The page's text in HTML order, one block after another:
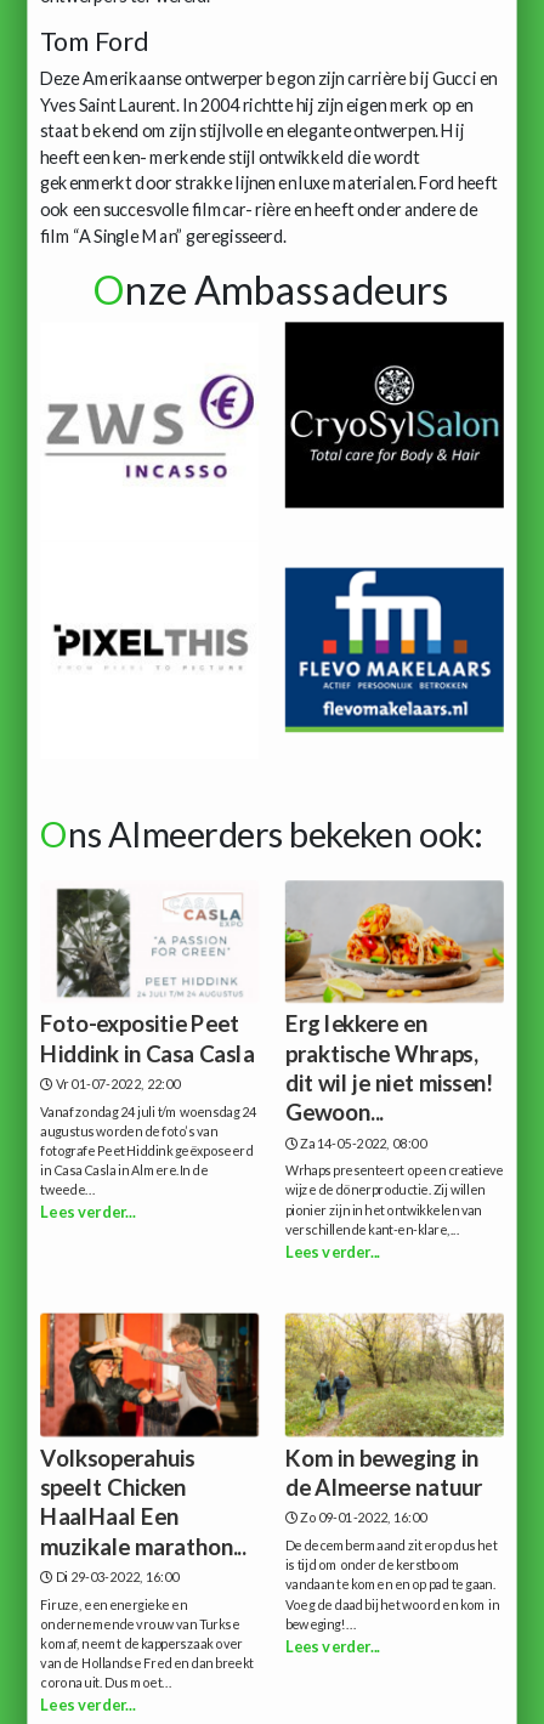
Tom Ford
Deze Amerikaanse ontwerper begon zijn carrière bij Gucci en
Yves Saint Laurent. In 2004 richtte hij zijn eigen merk op en
staat bekend om zijn stijlvolle en elegante ontwerpen. Hij
heeft een ken- merkende stijl ontwikkeld die wordt
gekenmerkt door strakke lijnen en luxe materialen. Ford heeft
ook een succesvolle filmcar- rière en heeft onder andere de
film “A Single Man” geregisseerd.
Onze Ambassadeurs
Ons Almeerders bekeken ook:
Foto-expositie Peet
Hiddink in Casa Casla
Vr 01-07-2022, 22:00
Vanaf zondag 24 juli t/m woensdag 24
augustus worden de foto’s van
fotografe Peet Hiddink geëxposeerd
in Casa Casla in Almere.In de
tweede...
Lees verder...
Erg lekkere en
praktische Whraps,
dit wil je niet missen!
Gewoon...
Za 14-05-2022, 08:00
Wrhaps presenteert op een creatieve
wijze de dönerproductie. Zij willen
pionier zijn in het ontwikkelen van
verschillende kant-en-klare,...
Lees verder...
Volksoperahuis
speelt Chicken
HaalHaal Een
muzikale marathon...
Di 29-03-2022, 16:00
Firuze, een energieke en
ondernemende vrouw van Turkse
komaf, neemt de kapperszaak over
van de Hollandse Fred en dan breekt
corona uit. Dus moet...
Lees verder...
Kom in beweging in
de Almeerse natuur
Zo 09-01-2022, 16:00
De decembermaand zit erop dus het
is tijd om onder de kerstboom
vandaan te komen en op pad te gaan.
Voeg de daad bij het woord en kom in
beweging!...
Lees verder...